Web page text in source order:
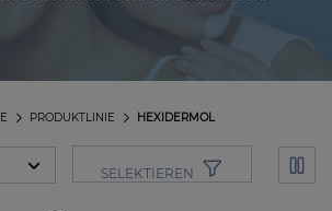
HEXIDERMOL
PRODUKTLINIE
SELEKTIEREN